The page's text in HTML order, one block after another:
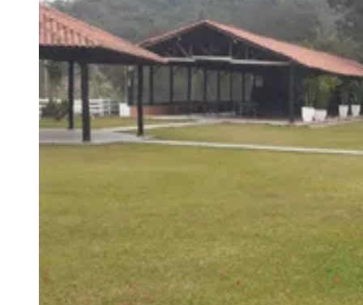
Seguir
min de leitura
Novo Mirante em Barueri abre as portas
às famílias com evento que celebra
o Dia das Crianças
Redação Jornal de Barueri